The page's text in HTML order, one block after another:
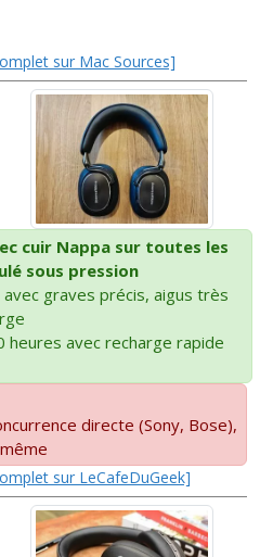
sur Mac Sources]
cuir Nappa sur toutes les
sous pression
graves précis, aigus très
heures avec recharge rapide
directe (Sony, Bose),
sur LeCafeDuGeek]